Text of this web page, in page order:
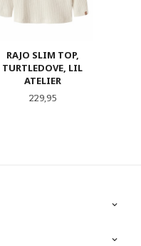
RAJO SLIM TOP,
TURTLEDOVE, LIL
ATELIER
Pris
229,95